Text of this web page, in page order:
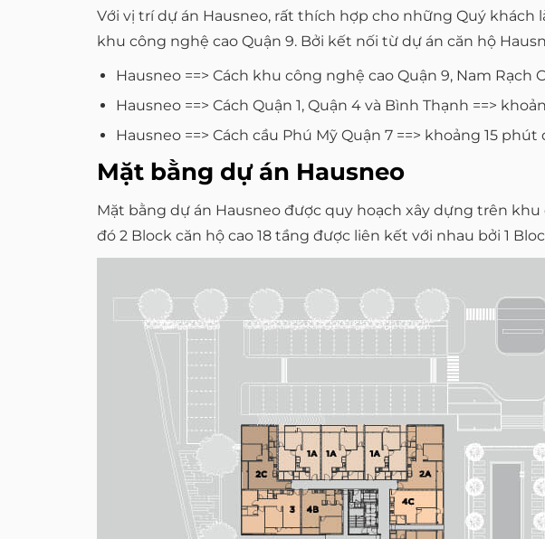
Với vị trí dự án Hausneo, rất thích hợp cho những Quý khách
khu công nghệ cao Quận 9. Bởi kết nối từ dự án căn hộ
Hausneo ==> Cách khu công nghệ cao Quận 9, Nam Rạch
Hausneo ==> Cách Quận 1, Quận 4 và Bình Thạnh ==>
Hausneo ==> Cách cầu Phú Mỹ Quận 7 ==> khoảng 15
Mặt bằng dự án Hausneo
Mặt bằng dự án Hausneo được quy hoạch xây dựng trên
đó 2 Block căn hộ cao 18 tầng được liên kết với nhau bởi 1